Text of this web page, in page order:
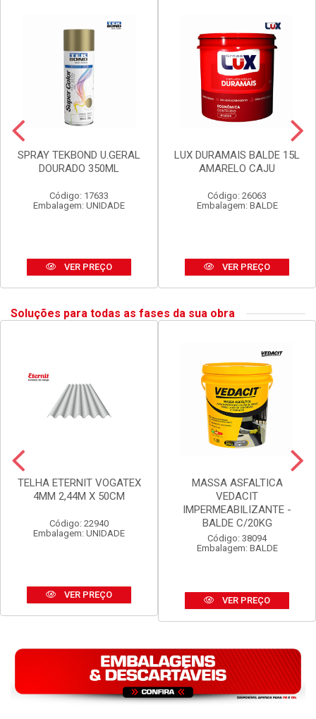
SPRAY TEKBOND U.GERAL
DOURADO 350ML
Código: 17633
Embalagem: UNIDADE
VER PREÇO
LUX DURAMAIS BALDE 15L
AMARELO CAJU
Código: 26063
Embalagem: BALDE
VER PREÇO
Soluções para todas as fases da sua obra
TELHA ETERNIT VOGATEX
4MM 2,44M X 50CM
Código: 22940
Embalagem: UNIDADE
VER PREÇO
MASSA ASFALTICA
VEDACIT
IMPERMEABILIZANTE -
BALDE C/20KG
Código: 38094
Embalagem: BALDE
VER PREÇO